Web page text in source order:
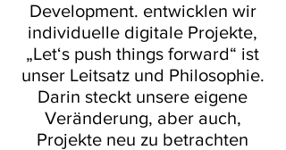
Development. entwicklen wir
individuelle digitale Projekte,
„Let‘s push things forward“ ist
unser Leitsatz und Philosophie.
Darin steckt unsere eigene
Veränderung, aber auch,
Projekte neu zu betrachten